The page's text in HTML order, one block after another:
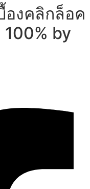
องคลิกล็อค
100% by